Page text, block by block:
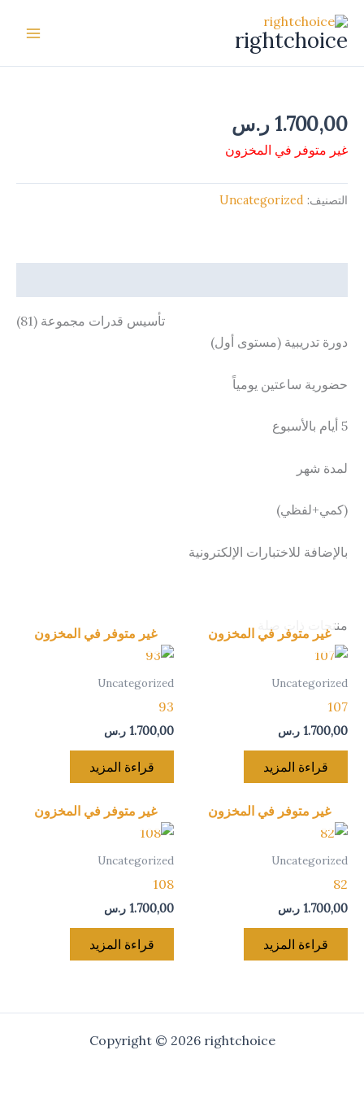
إلى
المحتوى
rightchoice
1.700,00ر.س
غير متوفر في المخزون
التصنيف: Uncategorized
تأسيس قدرات مجموعة (81)
دورة تدريبية (مستوى أول)
حضورية ساعتين يومياً
5 أيام بالأسبوع
لمدة شهر
(كمي+لفظي)
بالإضافة للاختبارات الإلكترونية
منتجات ذات صلة
غير متوفر في المخزون
Uncategorized
107
1.700,00 ر.س
قراءة المزيد
غير متوفر في المخزون
Uncategorized
93
1.700,00 ر.س
قراءة المزيد
غير متوفر في المخزون
Uncategorized
82
1.700,00 ر.س
قراءة المزيد
غير متوفر في المخزون
Uncategorized
108
1.700,00 ر.س
قراءة المزيد
Copyright © 2026 rightchoice